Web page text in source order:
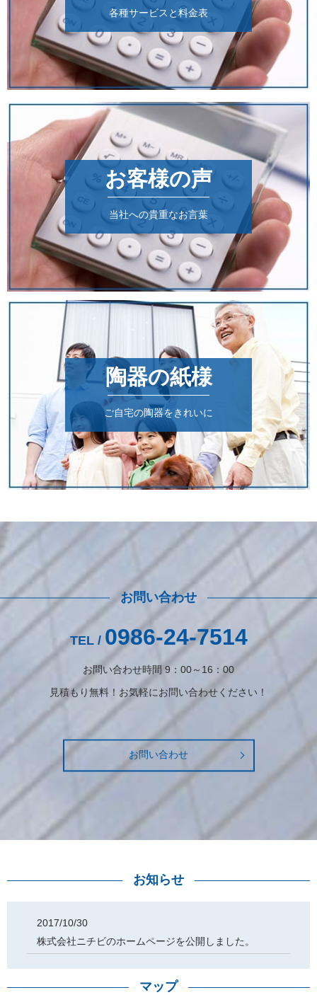
各種サービスと料金表
お客様の声
当社への貴重なお言葉
陶器の紙様
ご自宅の陶器をきれいに
お問い合わせ
TEL / 0986-24-7514
お問い合わせ時間 9：00～16：00
見積もり無料！お気軽にお問い合わせください！
お問い合わせ
お知らせ
2017/10/30
株式会社ニチビのホームページを公開しました。
マップ